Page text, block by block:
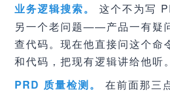
业务逻辑搜索。
这个不为写
另一个老问题——产品一有疑
查代码。现在他直接问这个命
和代码，把现有逻辑讲给他听。
PRD 质量检测。
在前面那三